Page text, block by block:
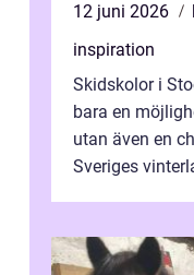
12 juni 2026
inspiration
Skidskolor i
bara en
utan även en
Sveriges